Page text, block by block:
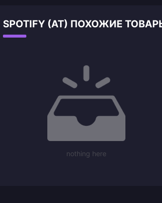
SPOTIFY (AT) ПОХОЖИЕ
nothing here